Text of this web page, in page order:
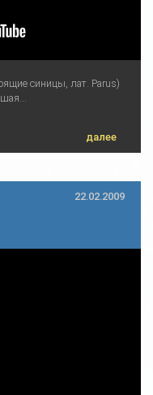
синицы, лат. Parus)
далее
22.02.2009